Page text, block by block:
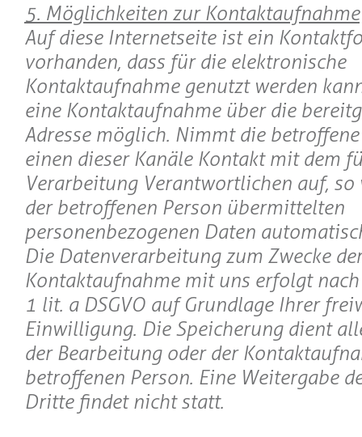
5. Möglichkeiten zur Kontaktaufnahme
Auf diese Internetseite ist ein
vorhanden, dass für die elektronische
Kontaktaufnahme genutzt werden
eine Kontaktaufnahme über die
Adresse möglich. Nimmt die
einen dieser Kanäle Kontakt mit dem
Verarbeitung Verantwortlichen auf, so
der betroffenen Person übermittelten
personenbezogenen Daten
Die Datenverarbeitung zum Zwecke der
Kontaktaufnahme mit uns erfolgt nach
1 lit. a DSGVO auf Grundlage Ihrer
Einwilligung. Die Speicherung dient
der Bearbeitung oder der
betroffenen Person. Eine Weitergabe
Dritte findet nicht statt.